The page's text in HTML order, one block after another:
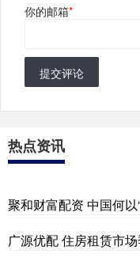
你的邮箱*
提交评论
热点资讯
聚和财富配资 中国何以
广源优配 住房租赁市